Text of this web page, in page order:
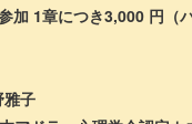
につき3,000 円（パ
雅子